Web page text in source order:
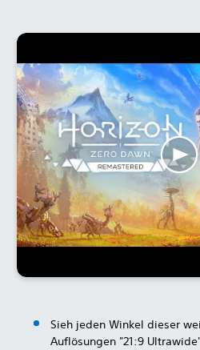
Sieh jeden Winkel dieser
Auflösungen "21:9